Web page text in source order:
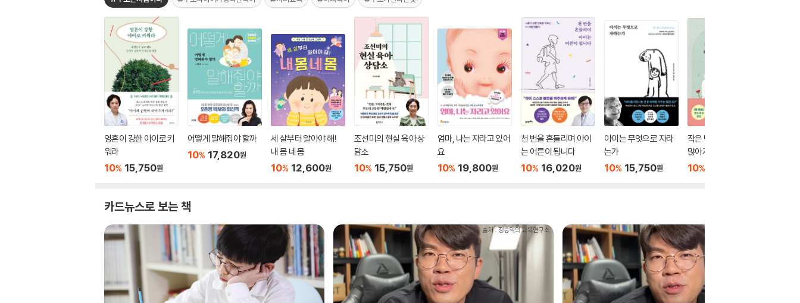
영혼이 강한 아이로 키
워라
10% 15,750원
어떻게 말해줘야 할까
10% 17,820원
세 살부터 알아야 해!
내 몸 네 몸
10% 12,600원
조선미의 현실 육아 상
담소
10% 15,750원
엄마, 나는 자라고 있어
요
10% 19,800원
천 번을 흔들리며 아이
는 어른이 됩니다
10% 16,020원
아이는 무엇으로 자라
는가
10% 15,750원
작은 변화에도 걱정이
많아지는 예비 엄마들
에게
10%
카드뉴스로 보는 책